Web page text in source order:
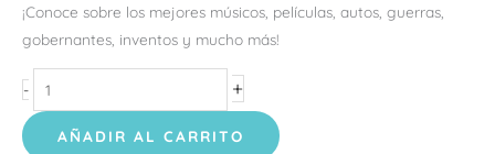
¡Conoce sobre los mejores músicos, películas, autos, guerras,
gobernantes, inventos y mucho más!
- +
AÑADIR AL CARRITO